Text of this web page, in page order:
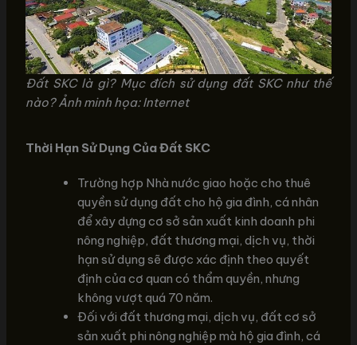
Đất SKC là gì? Mục đích sử dụng đất SKC như thế
nào? Ảnh minh họa: Internet
Thời Hạn Sử Dụng Của Đất SKC
Trường hợp Nhà nước giao hoặc cho thuê
quyền sử dụng đất cho hộ gia đình, cá nhân
để xây dựng cơ sở sản xuất kinh doanh phi
nông nghiệp, đất thương mại, dịch vụ, thời
hạn sử dụng sẽ được xác định theo quyết
định của cơ quan có thẩm quyền, nhưng
không vượt quá 70 năm.
Đối với đất thương mại, dịch vụ, đất cơ sở
sản xuất phi nông nghiệp mà hộ gia đình, cá